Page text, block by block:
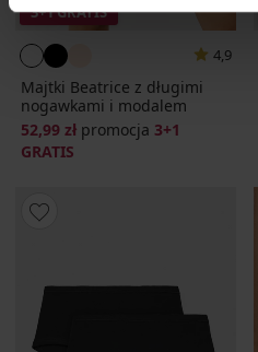
3+1 GRATIS
4,9
Majtki Beatrice z długimi
nogawkami i modalem
52,99 zł promocja 3+1
GRATIS